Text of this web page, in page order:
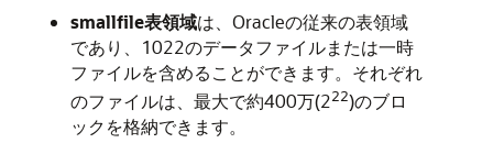
smallfile表領域は、Oracleの従来の表領域
であり、1022のデータファイルまたは一時
ファイルを含めることができます。それぞれ
のファイルは、最大で約400万(222)のブロ
ックを格納できます。